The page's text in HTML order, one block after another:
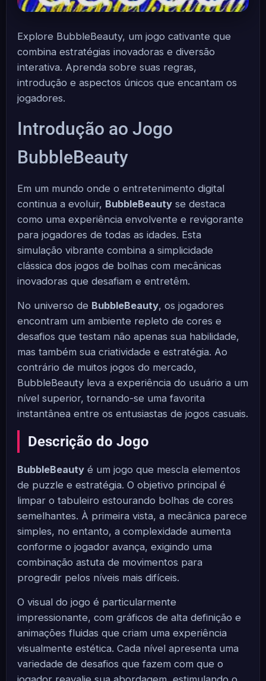
Explore BubbleBeauty, um jogo cativante que
combina estratégias inovadoras e diversão
interativa. Aprenda sobre suas regras,
introdução e aspectos únicos que encantam os
jogadores.
Introdução ao Jogo
BubbleBeauty
Em um mundo onde o entretenimento digital
continua a evoluir, BubbleBeauty se destaca
como uma experiência envolvente e revigorante
para jogadores de todas as idades. Esta
simulação vibrante combina a simplicidade
clássica dos jogos de bolhas com mecânicas
inovadoras que desafiam e entretêm.
No universo de BubbleBeauty, os jogadores
encontram um ambiente repleto de cores e
desafios que testam não apenas sua habilidade,
mas também sua criatividade e estratégia. Ao
contrário de muitos jogos do mercado,
BubbleBeauty leva a experiência do usuário a um
nível superior, tornando-se uma favorita
instantânea entre os entusiastas de jogos casuais.
Descrição do Jogo
BubbleBeauty é um jogo que mescla elementos
de puzzle e estratégia. O objetivo principal é
limpar o tabuleiro estourando bolhas de cores
semelhantes. À primeira vista, a mecânica parece
simples, no entanto, a complexidade aumenta
conforme o jogador avança, exigindo uma
combinação astuta de movimentos para
progredir pelos níveis mais difíceis.
O visual do jogo é particularmente
impressionante, com gráficos de alta definição e
animações fluidas que criam uma experiência
visualmente estética. Cada nível apresenta uma
variedade de desafios que fazem com que o